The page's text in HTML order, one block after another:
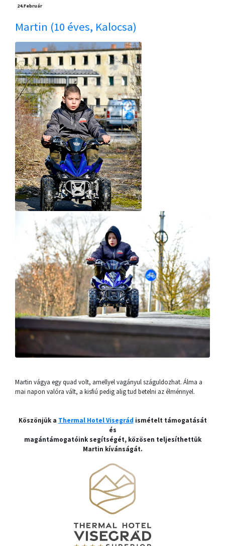
24.Február
Martin (10 éves, Kalocsa)
Martin vágya egy quad volt, amellyel vagányul száguldozhat. Álma a
mai napon valóra vált, a kisfiú pedig alig tud betelni az élménnyel.
Köszönjük a Thermal Hotel Visegrád ismételt támogatását
és
magántámogatóink segítségét, közösen teljesíthettük
Martin kívánságát.